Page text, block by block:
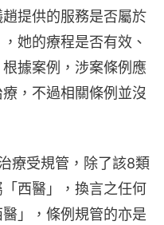
提供的服務是否屬於
她的療程是否有效、
據案例，涉案條例應
，不過相關條例並沒
療受規管，除了該8類
西醫」，換言之任何
醫」，條例規管的亦是